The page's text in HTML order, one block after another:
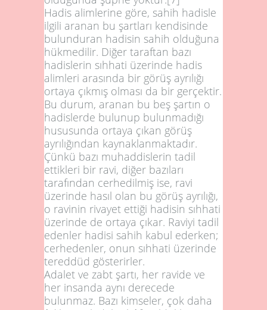
Hadis alimlerine göre, sahih hadisle
ilgili aranan bu şartları kendisinde
bulunduran hadisin sahih olduğuna
hükmedilir. Diğer taraftan bazı
hadislerin sıhhati üzerinde hadis
alimleri arasında bir görüş ayrılığı
ortaya çıkmış olması da bir gerçektir.
Bu durum, aranan bu beş şartın o
hadislerde bulunup bulunmadığı
hususunda ortaya çıkan görüş
ayrılığından kaynaklanmaktadır.
Çünkü bazı muhaddislerin tadil
ettikleri bir ravi, diğer bazıları
tarafından cerhedilmiş ise, ravi
üzerinde hasıl olan bu görüş ayrılığı,
o ravinin rivayet ettiği hadisin sıhhati
üzerinde de ortaya çıkar. Raviyi tadil
edenler hadisi sahih kabul ederken;
cerhedenler, onun sıhhati üzerinde
tereddüd gösterirler.
Adalet ve zabt şartı, her ravide ve
her insanda aynı derecede
bulunmaz. Bazı kimseler, çok daha